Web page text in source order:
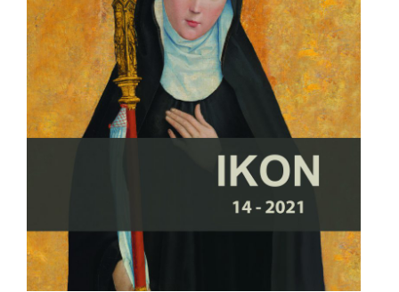
- - Abstracts IKON 4
- IKON 5/2012
- - Cover IKON 5
- - Impressum IKON 5
- IKON 6/2013
- - Cover IKON 6